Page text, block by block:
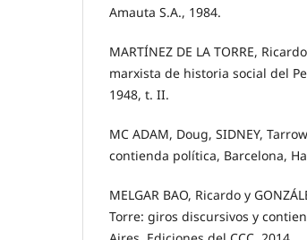
Amauta S.A., 1984.
MARTÍNEZ DE LA TORRE,
marxista de historia social del
1948, t. II.
MC ADAM, Doug, SIDNEY,
contienda política, Barcelona,
MELGAR BAO, Ricardo y
Torre: giros discursivos y